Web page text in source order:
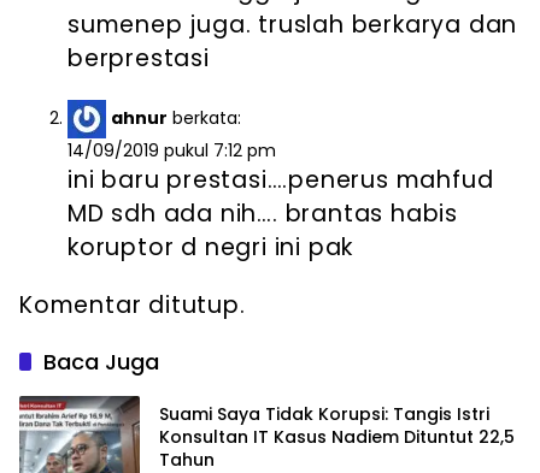
sumenep juga. truslah berkarya dan
berprestasi
ahnur berkata:
14/09/2019 pukul 7:12 pm
ini baru prestasi….penerus mahfud
MD sdh ada nih…. brantas habis
koruptor d negri ini pak
Komentar ditutup.
Baca Juga
Suami Saya Tidak Korupsi: Tangis Istri
Konsultan IT Kasus Nadiem Dituntut 22,5
Tahun